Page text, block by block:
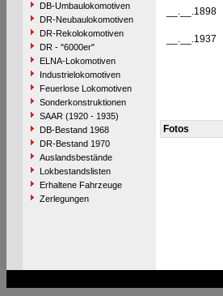
DB-Umbaulokomotiven
DR-Neubaulokomotiven
DR-Rekolokomotiven
DR - "6000er"
ELNA-Lokomotiven
Industrielokomotiven
Feuerlose Lokomotiven
Sonderkonstruktionen
SAAR (1920 - 1935)
DB-Bestand 1968
DR-Bestand 1970
Auslandsbestände
Lokbestandslisten
Erhaltene Fahrzeuge
Zerlegungen
__.__.1898
__.__.1937
Fotos